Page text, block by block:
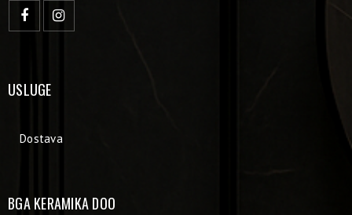
USLUGE
Dostava
BGA KERAMIKA DOO